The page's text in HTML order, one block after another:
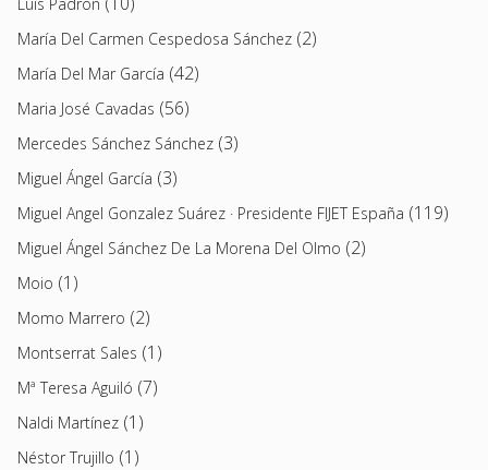
María Del Carmen Cespedosa Sánchez (2)
María Del Mar García (42)
Maria José Cavadas (56)
Mercedes Sánchez Sánchez (3)
Miguel Ángel García (3)
Miguel Angel Gonzalez Suárez · Presidente FIJET España (119)
Miguel Ángel Sánchez De La Morena Del Olmo (2)
Moio (1)
Momo Marrero (2)
Montserrat Sales (1)
Mª Teresa Aguiló (7)
Naldi Martínez (1)
Néstor Trujillo (1)